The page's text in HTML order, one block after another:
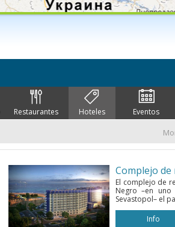
Restaurantes Hoteles Eventos
Complejo
El complejo de
Negro –en
Sevastopol– el
Info